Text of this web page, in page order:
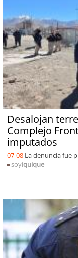
Desalojan
Complejo
imputados
07-08 La denuncia fue
soyiquique